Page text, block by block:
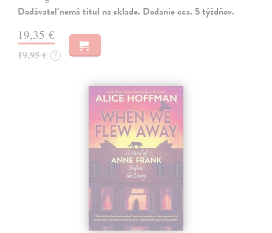
Dodávateľ nemá titul na sklade. Dodanie cca. 5 týždňov.
19,35 €
19,95 € ?